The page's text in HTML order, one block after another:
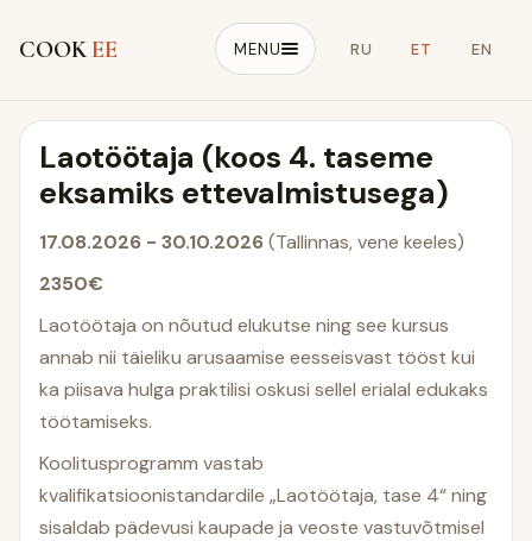
COOK EE MENU RU ET EN
Laotöötaja (koos 4. taseme
eksamiks ettevalmistusega)
17.08.2026 - 30.10.2026(Tallinnas, vene keeles)
2350€
Laotöötaja on nõutud elukutse ning see kursus
annab nii täieliku arusaamise eesseisvast tööst kui
ka piisava hulga praktilisi oskusi sellel erialal edukaks
töötamiseks.
Koolitusprogramm vastab
kvalifikatsioonistandardile „Laotöötaja, tase 4“ ning
sisaldab pädevusi kaupade ja veoste vastuvõtmisel